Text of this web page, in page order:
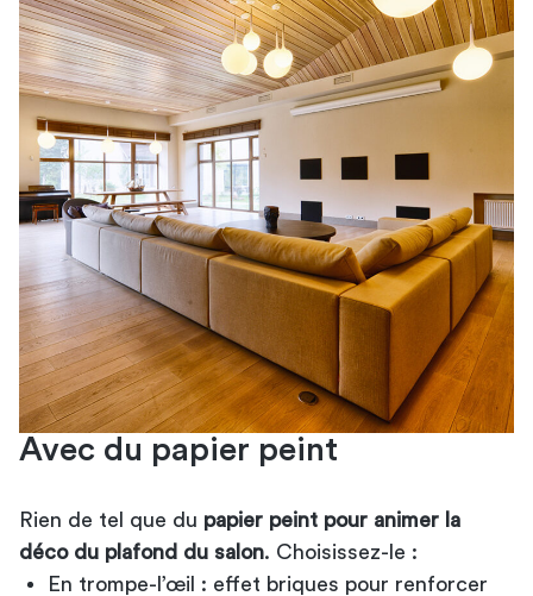
Avec du papier peint
Rien de tel que du papier peint pour animer la
déco du plafond du salon. Choisissez-le :
En trompe-l’œil : effet briques pour renforcer